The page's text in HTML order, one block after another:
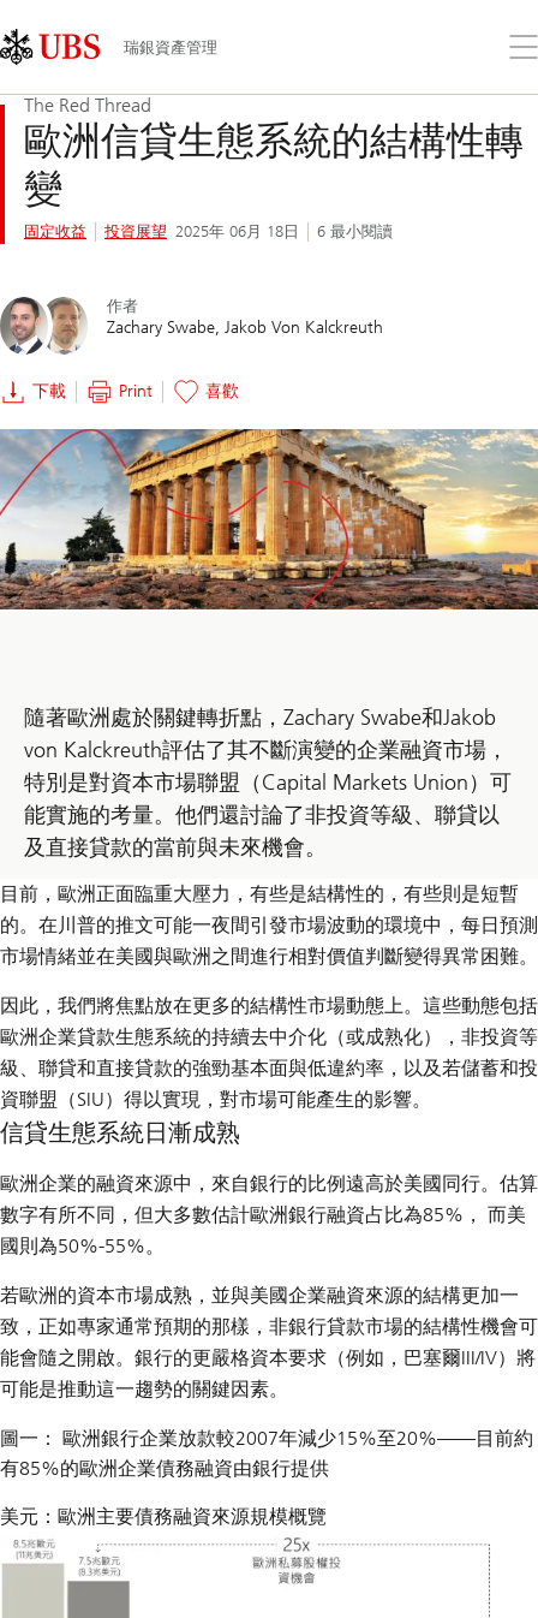
Links
Area
瑞銀資產管理
打
功
能
表
The Red Thread
歐洲信貸生態系統的結構性轉
變
固定收益 投資展望 2025年 06月 18日 6 最小閱讀
作者
Zachary Swabe Jakob Von Kalckreuth
下載 Print 喜歡
隨著歐洲處於關鍵轉折點，Zachary Swabe和Jakob
von Kalckreuth評估了其不斷演變的企業融資市場，
特別是對資本市場聯盟（Capital Markets Union）可
能實施的考量。他們還討論了非投資等級、聯貸以
及直接貸款的當前與未來機會。
目前，歐洲正面臨重大壓力，有些是結構性的，有些則是短暫
的。在川普的推文可能一夜間引發市場波動的環境中，每日預測
市場情緒並在美國與歐洲之間進行相對價值判斷變得異常困難。
因此，我們將焦點放在更多的結構性市場動態上。這些動態包括
歐洲企業貸款生態系統的持續去中介化（或成熟化），非投資等
級、聯貸和直接貸款的強勁基本面與低違約率，以及若儲蓄和投
資聯盟（SIU）得以實現，對市場可能產生的影響。
信貸生態系統日漸成熟
歐洲企業的融資來源中，來自銀行的比例遠高於美國同行。估算
數字有所不同，但大多數估計歐洲銀行融資占比為85%， 而美
國則為50%-55%。
若歐洲的資本市場成熟，並與美國企業融資來源的結構更加一
致，正如專家通常預期的那樣，非銀行貸款市場的結構性機會可
能會隨之開啟。銀行的更嚴格資本要求（例如，巴塞爾III/IV）將
可能是推動這一趨勢的關鍵因素。
圖一： 歐洲銀行企業放款較2007年減少15%至20%——目前約
有85%的歐洲企業債務融資由銀行提供
美元：歐洲主要債務融資來源規模概覽